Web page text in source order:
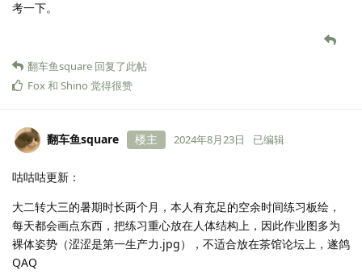
考一下。
翻车鱼square 回复了此帖
Fox和 Shino 觉得很赞
翻车鱼square 楼主 2024年8月23日 已编辑
咕咕咕更新：
大二转大三的暑期时长两个月，本人有充足的空余时间练习板绘，
每天都会画点东西，把练习重心放在人体结构上，因此作业图多为
裸体姿势（涩涩是第一生产力.jpg），不适合放在茶馆论坛上，遂鸽
QAQ